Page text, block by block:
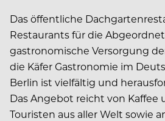
Das öffentliche
Restaurants für die
gastronomische Versorgung
die Käfer Gastronomie im
Berlin ist vielfältig und
Das Angebot reicht von Kaffee
Touristen aus aller Welt sowie